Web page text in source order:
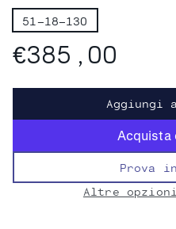
51-18-130
€385,00
Aggiungi
Prova
Altre opzioni